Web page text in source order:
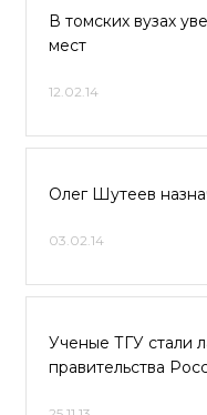
В томских вузах
мест
12.02.14
Олег Шутеев
03.02.14
Ученые ТГУ стали
правительства